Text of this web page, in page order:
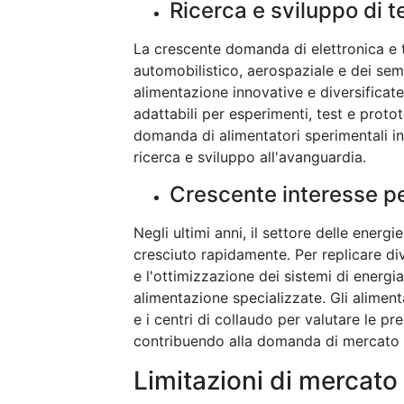
Ricerca e sviluppo di
La crescente domanda di elettronica
automobilistico, aerospaziale e dei
alimentazione innovative e
adattabili per esperimenti, test e
domanda di alimentatori sperimentali
ricerca e sviluppo all'avanguardia.
Crescente interesse
Negli ultimi anni, il settore delle
cresciuto rapidamente. Per replicare
e l'ottimizzazione dei sistemi di
alimentazione specializzate. Gli
e i centri di collaudo per valutare le
contribuendo alla domanda di
Limitazioni di mercato